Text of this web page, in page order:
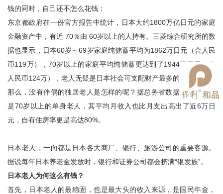
钱的同时，自己还不怎么花钱：
东京都政府在一份官方报告中统计，日本大约1800万亿日元的家庭
金融资产中，有近 70％由 60岁以上的人持有。三菱综合研究所的数
据也显示，日本60岁～69岁家庭纯储蓄平均为1862万日元（合人民
币119万），70岁以上的家庭平均纯储蓄更达到了1944万日元（合
人民币124万），老人无疑是日本社会可支配财产最多的群体。
那么，没有伴偶的独居老人是怎样的呢？据总务省数据显示，即便
是70岁以上的单身老人，其平均月收入也比月支出高出了近6万日
元，自有住房率更是高达80%。
日本老人，一向都是日本各大商厂、银行、旅游公司的重要客源。
据说每年日本养老金发放时，银行和证券公司都会挤满“银发族”。
日本老人为何这么有钱？
首先，日本老人的最稳固，也是最大头的收入来源，是国民年金，